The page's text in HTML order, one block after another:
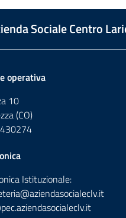
Sociale Centro
operativa
10
(CO)
Istituzionale: